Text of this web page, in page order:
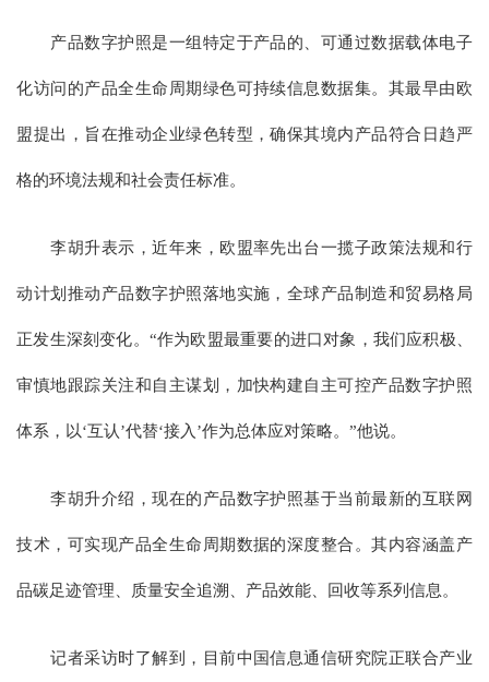
产品数字护照是一组特定于产品的、可通过数据载体电子
化访问的产品全生命周期绿色可持续信息数据集。其最早由欧
盟提出，旨在推动企业绿色转型，确保其境内产品符合日趋严
格的环境法规和社会责任标准。
李胡升表示，近年来，欧盟率先出台一揽子政策法规和行
动计划推动产品数字护照落地实施，全球产品制造和贸易格局
正发生深刻变化。“作为欧盟最重要的进口对象，我们应积极、
审慎地跟踪关注和自主谋划，加快构建自主可控产品数字护照
体系，以‘互认’代替‘接入’作为总体应对策略。”他说。
李胡升介绍，现在的产品数字护照基于当前最新的互联网
技术，可实现产品全生命周期数据的深度整合。其内容涵盖产
品碳足迹管理、质量安全追溯、产品效能、回收等系列信息。
记者采访时了解到，目前中国信息通信研究院正联合产业